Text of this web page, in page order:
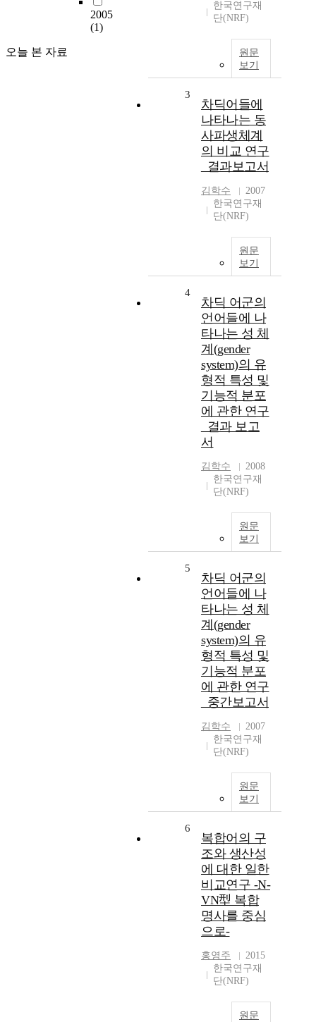
2005
(1)
오늘 본 자료
한국연구재
단(NRF)
원문
보기
3
차딕어들에
나타나는 동
사파생체계
의 비교 연구
_결과보고서
김학수
2007
한국연구재
단(NRF)
원문
보기
4
차딕 어군의
언어들에 나
타나는 성 체
계(gender
system)의 유
형적 특성 및
기능적 분포
에 관한 연구
_결과 보고
서
김학수
2008
한국연구재
단(NRF)
원문
보기
5
차딕 어군의
언어들에 나
타나는 성 체
계(gender
system)의 유
형적 특성 및
기능적 분포
에 관한 연구
_중간보고서
김학수
2007
한국연구재
단(NRF)
원문
보기
6
복합어의 구
조와 생산성
에 대한 일한
비교연구 -N-
VN型 복합
명사를 중심
으로-
홍영주
2015
한국연구재
단(NRF)
원문